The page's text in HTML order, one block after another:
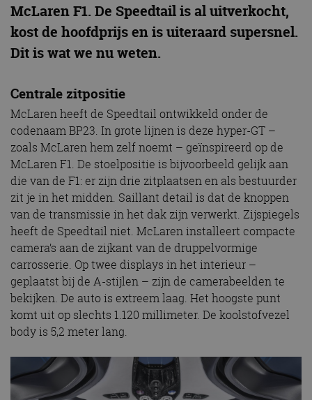
McLaren F1. De Speedtail is al uitverkocht,
kost de hoofdprijs en is uiteraard supersnel.
Dit is wat we nu weten.
Centrale zitpositie
McLaren heeft de Speedtail ontwikkeld onder de
codenaam BP23. In grote lijnen is deze hyper-GT –
zoals McLaren hem zelf noemt – geïnspireerd op de
McLaren F1. De stoelpositie is bijvoorbeeld gelijk aan
die van de F1: er zijn drie zitplaatsen en als bestuurder
zit je in het midden. Saillant detail is dat de knoppen
van de transmissie in het dak zijn verwerkt. Zijspiegels
heeft de Speedtail niet. McLaren installeert compacte
camera’s aan de zijkant van de druppelvormige
carrosserie. Op twee displays in het interieur –
geplaatst bij de A-stijlen – zijn de camerabeelden te
bekijken. De auto is extreem laag. Het hoogste punt
komt uit op slechts 1.120 millimeter. De koolstofvezel
body is 5,2 meter lang.